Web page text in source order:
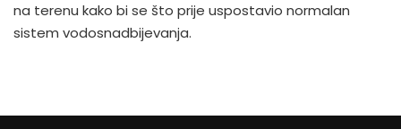
na terenu kako bi se što prije uspostavio normalan
sistem vodosnadbijevanja.